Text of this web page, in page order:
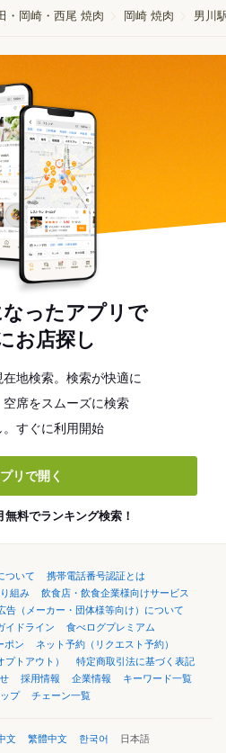
・岡崎・西尾 焼肉 岡崎 焼肉 男川
ったアプリで
お店探し
地検索。検索が快適に
席をスムーズに検索
すぐに利用開始
リで開く
無料でランキング検索！
ついて
携帯電話番号認証とは
組み
飲食店・飲食企業様向けサービス
告（メーカー・団体様等向け）について
イドライン
食べログプレミアム
ポン
ネット予約（リクエスト予約）
プトアウト）
特定商取引法に基づく表記
採用情報 企業情報
キーワード一覧
プ
チェーン一覧
文 繁體中文 한국어 日本語